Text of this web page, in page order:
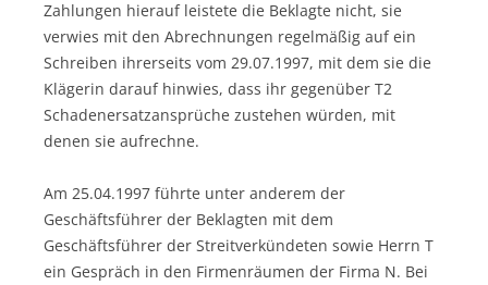
Zahlungen hierauf leistete die Beklagte nicht, sie
verwies mit den Abrechnungen regelmäßig auf ein
Schreiben ihrerseits vom 29.07.1997, mit dem sie die
Klägerin darauf hinwies, dass ihr gegenüber T2
Schadenersatzansprüche zustehen würden, mit
denen sie aufrechne.
Am 25.04.1997 führte unter anderem der
Geschäftsführer der Beklagten mit dem
Geschäftsführer der Streitverkündeten sowie Herrn T
ein Gespräch in den Firmenräumen der Firma N. Bei